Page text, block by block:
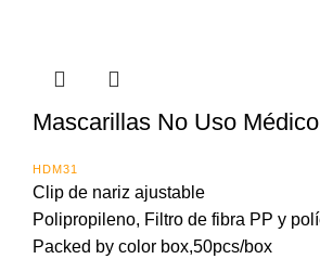
Mascarillas No Uso Médico
HDM31
Clip de nariz ajustable
Polipropileno, Filtro de fibra PP y
Packed by color box,50pcs/box